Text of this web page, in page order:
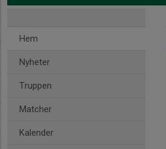
Hem
Nyheter
Truppen
Matcher
Kalender